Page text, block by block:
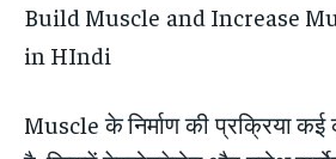
Build Muscle and Increase
in HIndi
Muscle के निर्माण की प्रक्रिया कई